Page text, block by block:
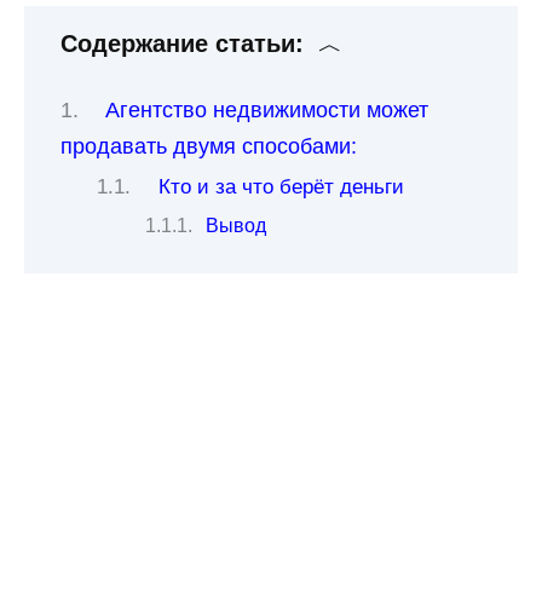
Содержание статьи:
Агентство недвижимости может
продавать двумя способами:
Кто и за что берёт деньги
Вывод